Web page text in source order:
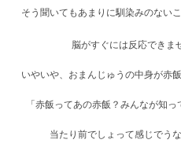
そう聞いてもあまりに馴染みのない
脳がすぐには反応できま
いやいや、おまんじゅうの中身が赤
「赤飯ってあの赤飯？みんなが知っ
当たり前でしょって感じでう